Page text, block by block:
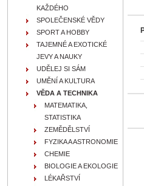
KAŽDÉHO
SPOLEČENSKÉ VĚDY
SPORT A HOBBY
TAJEMNÉ A EXOTICKÉ
JEVY A NAUKY
UDĚLEJ SI SÁM
UMĚNÍ A KULTURA
VĚDA A TECHNIKA
MATEMATIKA,
STATISTIKA
ZEMĚDĚLSTVÍ
FYZIKA A ASTRONOMIE
CHEMIE
BIOLOGIE A EKOLOGIE
LÉKAŘSTVÍ